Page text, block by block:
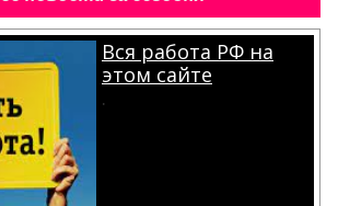
Вся работа РФ на
этом сайте
.